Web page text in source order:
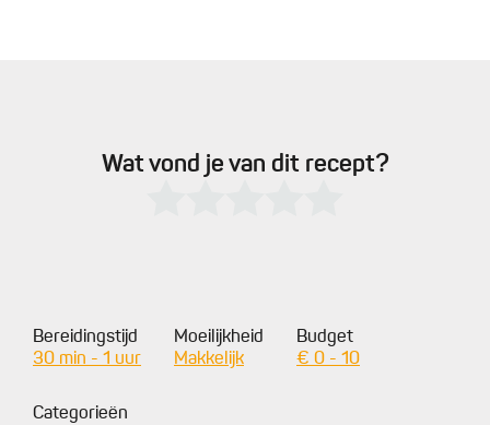
Wat vond je van dit recept?
Bereidingstijd
30 min - 1 uur
Moeilijkheid
Makkelijk
Budget
€ 0 - 10
Categorieën